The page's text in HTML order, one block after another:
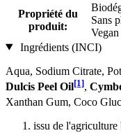
Propriété du
produit:
Sans
Vegan
Ingrédients (INCI)
Aqua, Sodium Citrate,
Dulcis Peel Oil[1],
Xanthan Gum, Coco
issu de